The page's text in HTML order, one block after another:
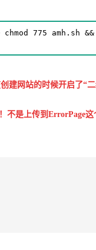
775 amh.sh
建网站的时候开启了“
不是上传到ErrorPage这